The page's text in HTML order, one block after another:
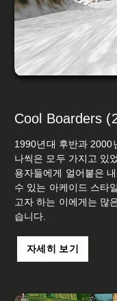
Cool Boarders
1990년대 후반과 2000
나씩은 모두 가지고 있
용자들에게 얼어붙은
수 있는 아케이드 스타
고자 하는 이에게는 많
습니다.
자세히 보기